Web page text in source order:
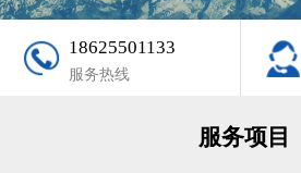
18625501133
服务热线
服务项目